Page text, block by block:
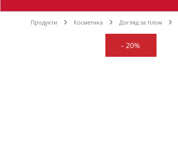
Продукти Косметика Догляд за тілом
- 20%